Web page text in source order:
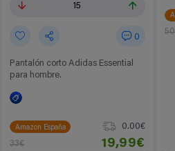
15
0
Pantalón corto Adidas Essential
para hombre.
Amazon España
0.00€
33€
19,99€